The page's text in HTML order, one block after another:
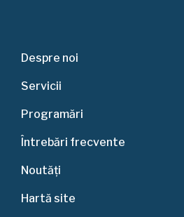
Despre noi
Servicii
Programări
Întrebări frecvente
Noutăți
Hartă site